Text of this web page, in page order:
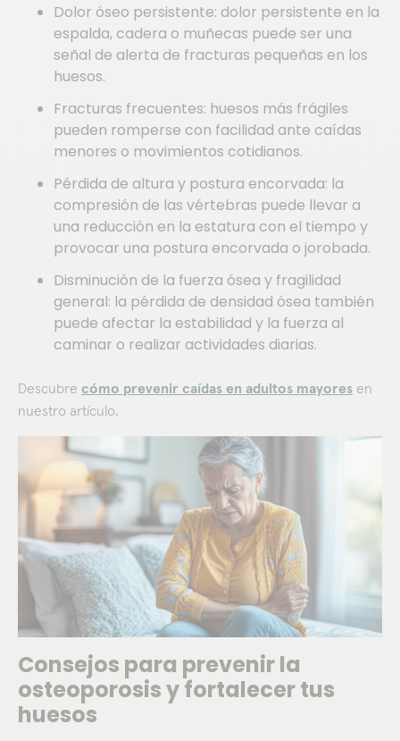
Dolor óseo persistente: dolor persistente en la
espalda, cadera o muñecas puede ser una
señal de alerta de fracturas pequeñas en los
huesos.
Fracturas frecuentes: huesos más frágiles
pueden romperse con facilidad ante caídas
menores o movimientos cotidianos.
Pérdida de altura y postura encorvada: la
compresión de las vértebras puede llevar a
una reducción en la estatura con el tiempo y
provocar una postura encorvada o jorobada.
Disminución de la fuerza ósea y fragilidad
general: la pérdida de densidad ósea también
puede afectar la estabilidad y la fuerza al
caminar o realizar actividades diarias.
Descubre cómo prevenir caídas en adultos mayores en
nuestro artículo.
Consejos para prevenir la
osteoporosis y fortalecer tus
huesos